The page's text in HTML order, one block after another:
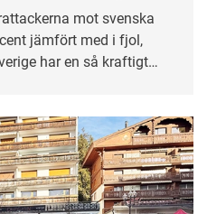
jämfört med i fjol,
har en så kraftigt